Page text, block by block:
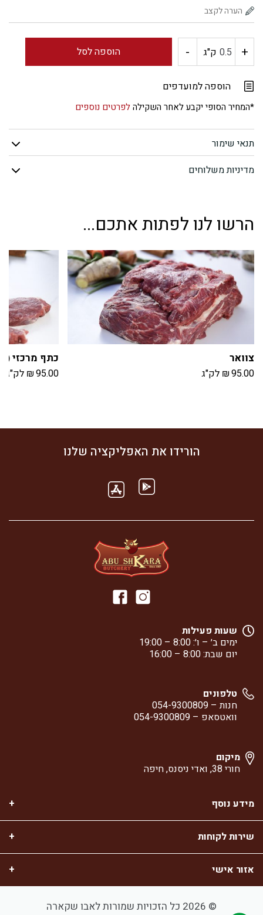
+ כמות
טי-בון
עגלה
ק"ג - הוספה לסל
הוספה למועדפים
*המחיר הסופי יקבע לאחר השקילהלפרטים נוספים
תנאי שימור
מדיניות משלוחים
הרשו לנו לפתות אתכם...
צוואר
₪95.00 לק"ג
כתף מרכזי
₪95.00 לק"ג
הורידו את האפליקציה שלנו
שעות פעילות
ימים ב׳ – ו׳: 8:00 – 19:00
יום שבת: 8:00 – 16:00
טלפונים
חנות – 054-9300809
וואטסאפ – 054-9300809
מיקום
חורי 38, ואדי ניסנס, חיפה
מידע נוסף
שירות לקוחות
אזור אישי
© 2026 כל הזכויות שמורות לאבו שקארה